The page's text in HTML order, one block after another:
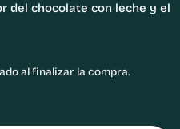
del chocolate con leche y el
al finalizar la compra.